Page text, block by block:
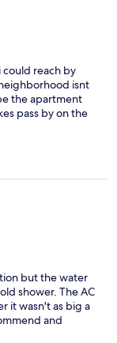
reach by
isnt
the apartment
pass by on the
but the water
shower. The AC
it wasn't as big a
and